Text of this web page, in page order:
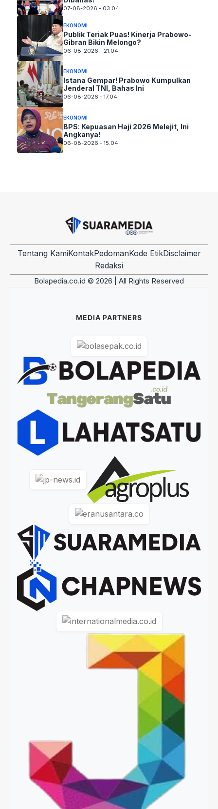
07-08-2026 - 03.04
EKONOMI
Publik Teriak Puas! Kinerja Prabowo-
Gibran Bikin Melongo?
06-08-2026 - 21.04
EKONOMI
Istana Gempar! Prabowo Kumpulkan
Jenderal TNI, Bahas Ini
06-08-2026 - 17.04
EKONOMI
BPS: Kepuasan Haji 2026 Melejit, Ini
Angkanya!
06-08-2026 - 15.04
Tentang KamiKontakPedomanKode EtikDisclaimer
Redaksi
Bolapedia.co.id © 2026 | All Rights Reserved
MEDIA PARTNERS